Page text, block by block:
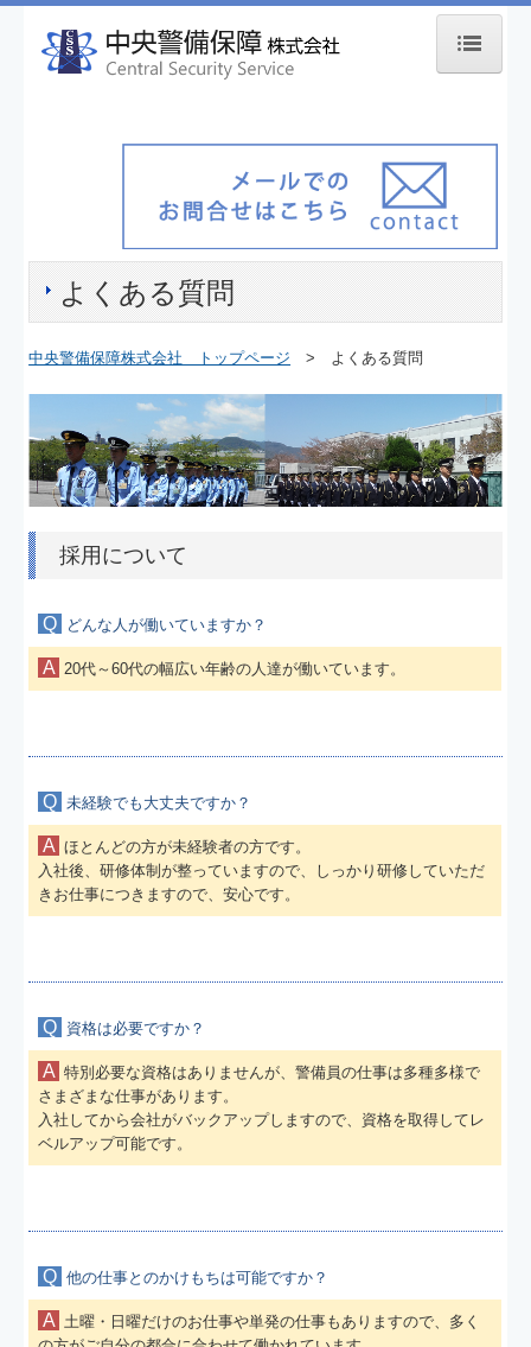
中央警備保障について
代表者挨拶
アクセスマップ
有資格者数
施設警備
雑踏警備
交通誘導警備
イベント警備
人材派遣
警備応募
派遣応募
プライバシーポリシー
よくある質問
中央警備保障株式会社 トップページ > よくある質問
採用について
Q どんな人が働いていますか？
A 20代～60代の幅広い年齢の人達が働いています。
Q 未経験でも大丈夫ですか？
A ほとんどの方が未経験者の方です。
入社後、研修体制が整っていますので、しっかり研修していただ
きお仕事につきますので、安心です。
Q 資格は必要ですか？
A 特別必要な資格はありませんが、警備員の仕事は多種多様で
さまざまな仕事があります。
入社してから会社がバックアップしますので、資格を取得してレ
ベルアップ可能です。
Q 他の仕事とのかけもちは可能ですか？
A 土曜・日曜だけのお仕事や単発の仕事もありますので、多く